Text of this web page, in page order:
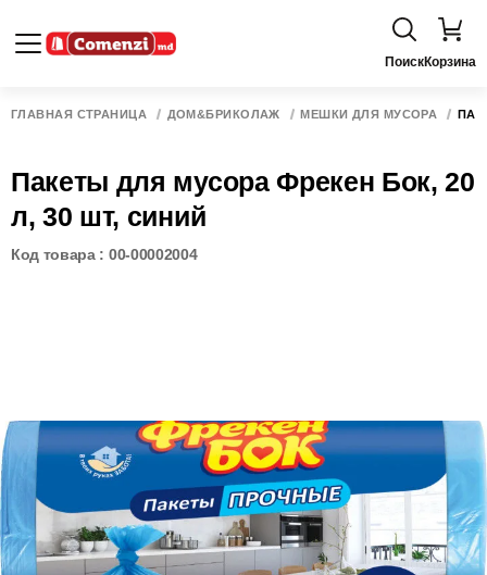
ПоискКорзина
ГЛАВНАЯ СТРАНИЦА ДОМ&БРИКОЛАЖ МЕШКИ ДЛЯ МУСОРА
Пакеты для мусора Фрекен Бок, 20
л, 30 шт, синий
Код товара : 00-00002004